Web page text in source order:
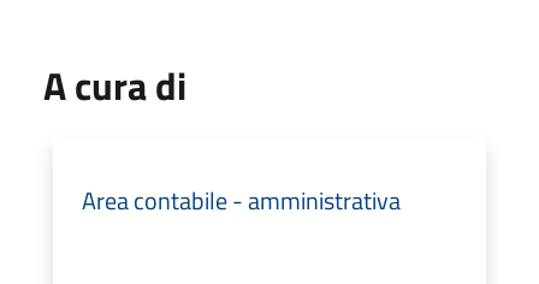
A cura di
Area contabile - amministrativa